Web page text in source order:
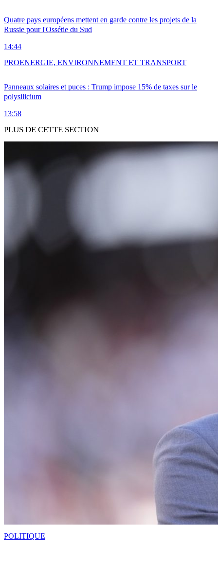
Quatre pays européens mettent en garde contre les projets de la
Russie pour l'Ossétie du Sud
14:44
Panneaux solaires et puces : Trump impose 15% de taxes sur le
polysilicium
13:58
PROENERGIE, ENVIRONNEMENT ET TRANSPORT
PLUS DE CETTE SECTION
POLITIQUE